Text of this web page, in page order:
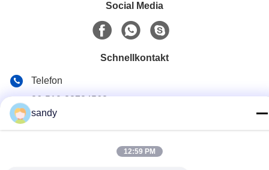
Social Media
Schnellkontakt
Telefon
86-510-88784568
sandy
12:59 PM